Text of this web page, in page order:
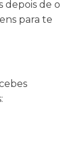
depois de o
para te